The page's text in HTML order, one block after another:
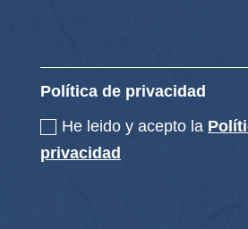
Política de privacidad
He leido y acepto la
privacidad